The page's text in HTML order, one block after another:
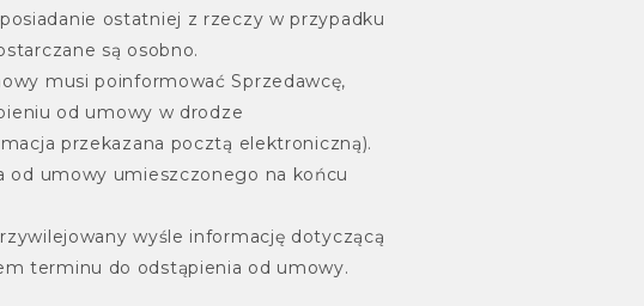
ostatniej z rzeczy w przypadku
są osobno.
musi poinformować Sprzedawcę,
od umowy w drodze
przekazana pocztą elektroniczną).
od umowy umieszczonego na końcu
wyśle informację dotyczącą
terminu do odstąpienia od umowy.